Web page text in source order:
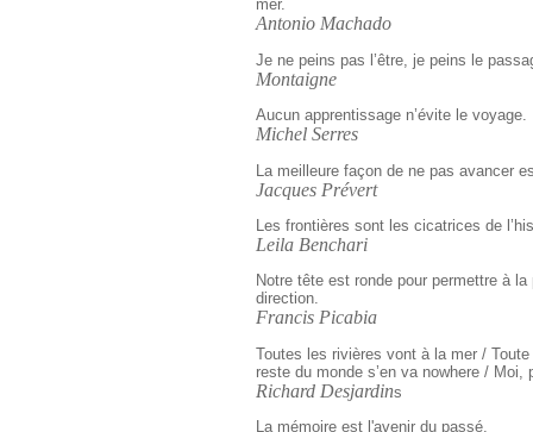
mer.
Antonio Machado
Je ne peins pas l’être, je peins le
Montaigne
Aucun apprentissage n’évite le voyage.
Michel Serres
La meilleure façon de ne pas avancer
Jacques Prévert
Les frontières sont les cicatrices de
Leila Benchari
Notre tête est ronde pour permettre à
direction.
Francis Picabia
Toutes les rivières vont à la mer /
reste du monde s’en va nowhere /
Richard Desjardins
La mémoire est l'avenir du passé.